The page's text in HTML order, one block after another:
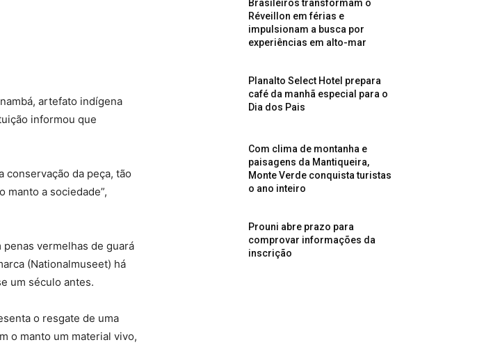
artefato indígena
informou que
conservação da peça, tão
manto a sociedade”,
vermelhas de guará
(Nationalmuseet) há
um século antes.
o resgate de uma
o manto um material vivo,
Brasileiros transformam o
Réveillon em férias e
impulsionam a busca por
experiências em alto-mar
Planalto Select Hotel prepara
café da manhã especial para o
Dia dos Pais
Com clima de montanha e
paisagens da Mantiqueira,
Monte Verde conquista turistas
o ano inteiro
Prouni abre prazo para
comprovar informações da
inscrição